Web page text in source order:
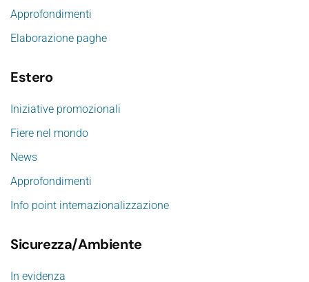
Approfondimenti
Elaborazione paghe
Estero
Iniziative promozionali
Fiere nel mondo
News
Approfondimenti
Info point internazionalizzazione
Sicurezza/Ambiente
In evidenza